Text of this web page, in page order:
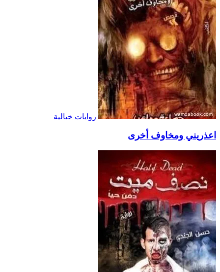
روايات خيالية
اعذريني ومخاوف أخرى